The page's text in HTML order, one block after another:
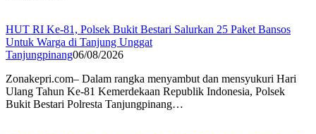
HUT RI Ke-81, Polsek Bukit Bestari Salurkan 25 Paket Bansos
Untuk Warga di Tanjung Unggat
Tanjungpinang06/08/2026
Zonakepri.com– Dalam rangka menyambut dan mensyukuri Hari
Ulang Tahun Ke-81 Kemerdekaan Republik Indonesia, Polsek
Bukit Bestari Polresta Tanjungpinang…